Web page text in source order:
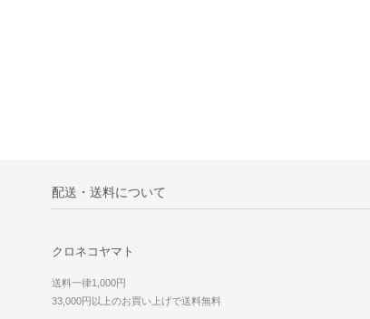
配送・送料について
クロネコヤマト
送料一律1,000円
33,000円以上のお買い上げで送料無料